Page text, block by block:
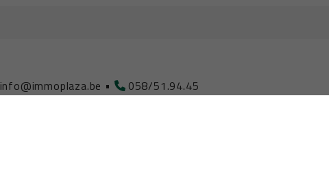
info@immoplaza.be • 058/51.94.45